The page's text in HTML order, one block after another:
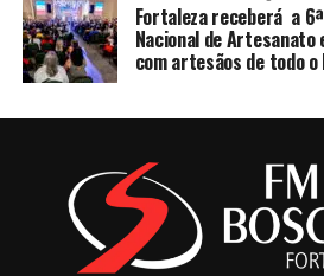
Fortaleza receberá a
Nacional de Artesanato
com artesãos de todo